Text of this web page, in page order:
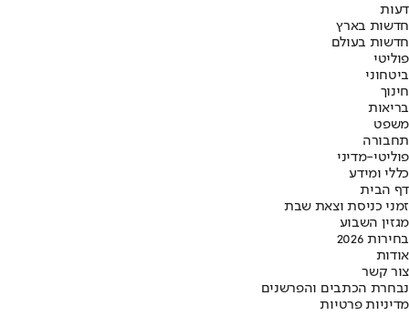
דעות
חדשות בארץ
חדשות בעולם
פוליטי
ביטחוני
חינוך
בריאות
משפט
תחבורה
פוליטי-מדיני
כללי ומידע
דף הבית
זמני כניסת וצאת שבת
מגזין השבוע
בחירות 2026
אודות
צור קשר
נבחרת הכתבים והפרשנים
מדיניות פרטיות